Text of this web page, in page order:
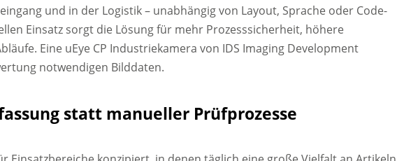
und in der Logistik – unabhängig von Layout, Sprache oder Code-
Einsatz sorgt die Lösung für mehr Prozesssicherheit, höhere
Eine uEye CP Industriekamera von IDS Imaging Development
notwendigen Bilddaten.
statt manueller Prüfprozesse